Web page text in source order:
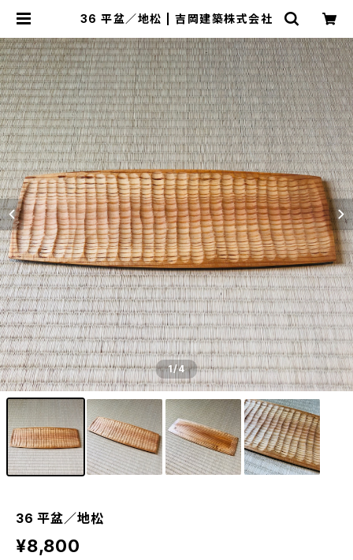
36 平盆／地松 | 吉岡建築株式会社
1/4
36 平盆／地松
¥8,800